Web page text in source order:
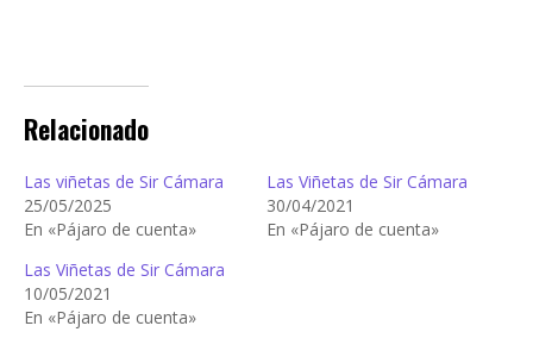
Relacionado
Las viñetas de Sir Cámara
25/05/2025
En «Pájaro de cuenta»
Las Viñetas de Sir Cámara
30/04/2021
En «Pájaro de cuenta»
Las Viñetas de Sir Cámara
10/05/2021
En «Pájaro de cuenta»